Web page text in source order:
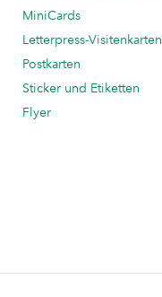
MiniCards
Letterpress-Visitenkarten
Postkarten
Sticker und Etiketten
Flyer